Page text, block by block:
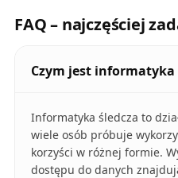
FAQ – najczęściej
Czym jest informatyka
Informatyka śledcza to
wiele osób próbuje
korzyści w różnej formie.
dostępu do danych